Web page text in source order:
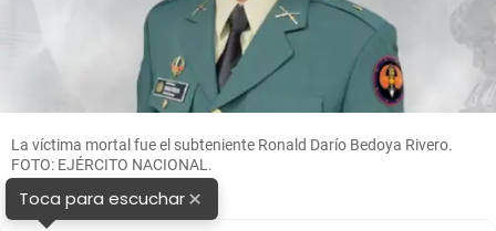
La víctima mortal fue el subteniente Ronald Darío Bedoya Rivero.
FOTO: EJÉRCITO NACIONAL.
Toca para escuchar×